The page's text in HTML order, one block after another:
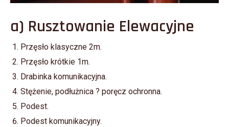
a) Rusztowanie Elewacyjne
Przęsło klasyczne 2m.
Przęsło krótkie 1m.
Drabinka komunikacyjna.
Stężenie, podłużnica ? poręcz ochronna.
Podest.
Podest komunikacyjny.